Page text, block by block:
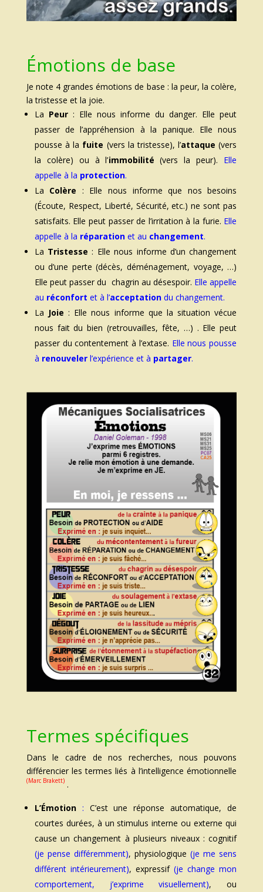
Émotions de base
Je note 4 grandes émotions de base : la peur, la colère,
la tristesse et la joie.
La Peur: Elle nous informe du danger. Elle peut
passer de l’appréhension à la panique. Elle nous
pousse à la fuite (vers la tristesse), l’attaque (vers
la colère) ou à l’immobilité(vers la peur). Elle
appelle à la protection.
La Colère : Elle nous informe que nos besoins
(Écoute, Respect, Liberté, Sécurité, etc.) ne sont pas
satisfaits. Elle peut passer de l’irritation à la furie. Elle
appelle à la réparationet au changement.
La Tristesse : Elle nous informe d’un changement
ou d’une perte (décès, déménagement, voyage, …)
Elle peut passer du chagrin au désespoir. Elle appelle
au réconfort et à l’acceptationdu changement.
La Joie : Elle nous informe que la situation vécue
nous fait du bien (retrouvailles, fête, …) . Elle peut
passer du contentement à l’extase. Elle nous pousse
à renouvelerl’expérience et à partager.
Termes spécifiques
Dans le cadre de nos recherches, nous pouvons
différencier les termes liés à l’intelligence émotionnelle
(Marc Brakett).
L’Émotion: C’est une réponse automatique, de
courtes durées, à un stimulus interne ou externe qui
cause un changement à plusieurs niveaux : cognitif
(je pense différemment), physiologique(je me sens
différent intérieurement), expressif(je change mon
comportement, j’exprime visuellement), ou